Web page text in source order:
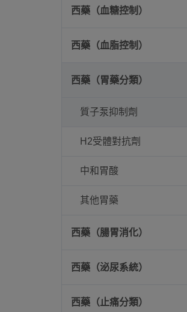
西藥（血糖控制）
西藥（血脂控制）
西藥（胃藥分類）
質子泵抑制劑
H2受體對抗劑
中和胃酸
其他胃藥
西藥（腸胃消化）
西藥（泌尿系統）
西藥（止痛分類）